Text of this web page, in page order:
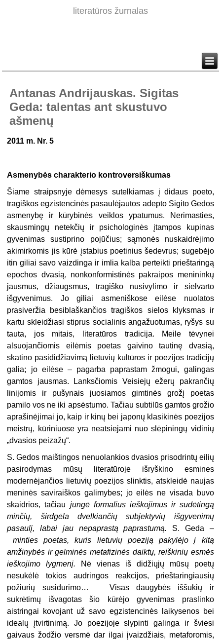
literatūros žurnalas
Antanas Andrijauskas. Sigitas
Geda: talentas ant skustuvo
ašmenų
2011 m. Nr. 5
Asmenybės charakterio kontroversiškumas
Šiame straipsnyje dėmesys sutelkiamas į didaus poeto,
tragiškos egzistencinės pasaulėjautos adepto Sigito Gedos
asmenybę ir kūrybinės veiklos ypatumus. Nerimasties,
skausmingų netekčių ir psichologinės įtampos kupinas
gyvenimas sustiprino pojūčius; sąmonės nuskaidrėjimo
akimirkomis jis kūrė įstabius poetinius šedevrus; sugebėjo
itin giliai savo vaizdinga ir imlia kalba perteikti prieštaringą
epochos dvasią, nonkonformistinės pakraipos menininkų
jausmus, džiaugsmus, tragiško nusivylimo ir sielvarto
išgyvenimus. Jo giliai asmeniškose eilėse nuolatos
prasiveržia besiblaškančios tragiškos sielos klyksmas ir
kartu skleidžiasi stiprus socialinis angažuotumas, ryšys su
tauta, jos mitais, literatūros tradicija. Meile tėvynei
alsuojančiomis eilėmis poetas gaivino tautinę dvasią,
skatino pasididžiavimą lietuvių kultūros ir poezijos tradicijų
galia; jo eilėse – pagarba paprastam žmogui, galingas
gamtos jausmas. Lanksčiomis Veisiejų ežerų pakrančių
linijomis ir pušynais juosiamos gimtinės grožį poetas
pamilo vos ne iki apsėstumo. Tačiau subtilūs gamtos grožio
aprašinėjimai jo, kaip ir kinų bei japonų klasikinės poezijos
meistrų, kūriniuose yra neatsiejami nuo slėpiningų vidinių
„dvasios peizažų“.
S. Gedos maištingos nenuolankios dvasios prisodrintų eilių
pasirodymas mūsų literatūroje išryškino esmines
modernėjančios lietuvių poezijos slinktis, atskleidė naujas
meninės saviraiškos galimybes; jo eilės ne visada buvo
skaidrios, tačiau jungė formalius ieškojimus ir sudėtingą
minčių, širdgėla dvelkiančių subjektyvių išgyvenimų
pasaulį, labai jau nepaprastą paprastumą. S. Geda –
minties poetas, kuris lietuvių poeziją pakylėjo į kitą
amžinybės ir gelminės metafizinės daiktų, reiškinių esmės
ieškojimo lygmenį. Nė vienas iš didžiųjų mūsų poetų
nesukėlė tokios audringos reakcijos, prieštaringiausių
požiūrių susidūrimo… Visas daugybės iššūkių ir
sukrėtimų išvagotas šio kūrėjo gyvenimas praslinko
aistringai kovojant už savo egzistencinės laikysenos bei
idealų įtvirtinimą. Jo poezijoje slypinti galinga ir šviesi
gaivaus žodžio versmė dar ilgai įvaizdžiais, metaforomis,